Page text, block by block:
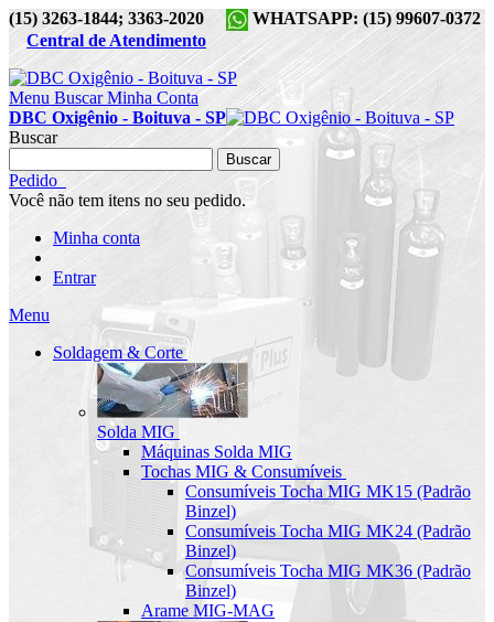
(15) 3263-1844; 3363-2020
WHATSAPP: (15) 99607-0372
Central de Atendimento
Menu Buscar Minha Conta
DBC Oxigênio - Boituva - SP
Buscar
Buscar
Pedido
Você não tem itens no seu pedido.
Minha conta
Entrar
Menu
Soldagem & Corte
Solda MIG
Máquinas Solda MIG
Tochas MIG & Consumíveis
Consumíveis Tocha MIG MK15 (Padrão
Binzel)
Consumíveis Tocha MIG MK24 (Padrão
Binzel)
Consumíveis Tocha MIG MK36 (Padrão
Binzel)
Arame MIG-MAG